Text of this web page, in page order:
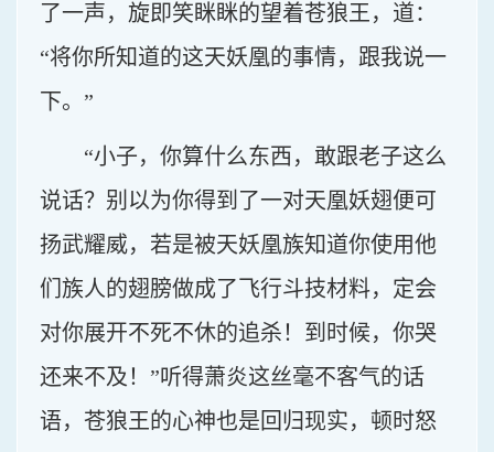
了一声，旋即笑眯眯的望着苍狼王，道：
“将你所知道的这天妖凰的事情，跟我说一
下。”
“小子，你算什么东西，敢跟老子这么
说话？别以为你得到了一对天凰妖翅便可
扬武耀威，若是被天妖凰族知道你使用他
们族人的翅膀做成了飞行斗技材料，定会
对你展开不死不休的追杀！到时候，你哭
还来不及！”听得萧炎这丝毫不客气的话
语，苍狼王的心神也是回归现实，顿时怒